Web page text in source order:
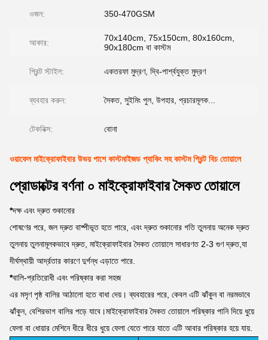
ওজন: 350-470GSM
আকার:
70x140cm, 75x150cm, 80x160cm,
90x180cm বা কাস্টম
প্রিন্ট স্টাইল: একতরফা মুদ্রণ, দ্বি-পার্শ্বযুক্ত মুদ্রণ
ব্যবহার করুন: সৈকত, সুইমিং পুল, উপহার, প্রচারমূলক...
টেকনিক্স: বোনা
ওয়াফেল মাইক্রোফাইবার উভয় পাশে কাস্টমাইজড প্যাকিং সহ কাস্টম প্রিন্ট বিচ তোয়ালে
প্রোডাক্টের বর্ণনা ০ মাইক্রোফাইবার সৈকত তোয়ালে
*দক্ষ এবং দ্রুত শুকানোর
শোষণের পরে, জল দ্রুত বাষ্পীভূত হতে পারে, এবং দ্রুত শুকানোর গতি তুলনায় অনেক দ্রুত
তুলনায় তুলনামূলকভাবে দ্রুত, মাইক্রোফাইবার সৈকত তোয়ালে সাধারণত 2-3 গুণ দ্রুত,যা
দীর্ঘস্থায়ী আর্দ্রতার কারণে দুর্গন্ধ এড়াতে পারে.
*বালি-প্রতিরোধী এবং পরিষ্কার করা সহজ
এর মসৃণ পৃষ্ঠ বালির আঠালো হতে বাধা দেয়। ব্যবহারের পরে, কেবল এটি ঝাঁকুন বা নরমভাবে
ঝাঁকুন, বেশিরভাগ বালির পড়ে যাবে।মাইক্রোফাইবার সৈকত তোয়ালে পরিষ্কার পানি দিয়ে ধুয়ে
ফেলা বা ধোয়ার মেশিনে ধীরে ধীরে ধুয়ে ফেলা যেতে পারে যাতে এটি আবার পরিষ্কার হয়ে যায়.